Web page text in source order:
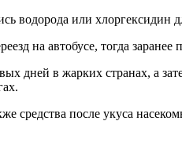
водорода или
на автобусе, тогда заранее
дней в жарких странах, а
средства после укуса